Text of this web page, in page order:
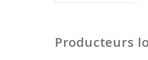
Producteurs